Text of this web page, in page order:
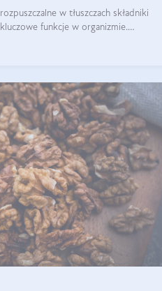
w tłuszczach składniki
funkcje w organizmie.
kości.